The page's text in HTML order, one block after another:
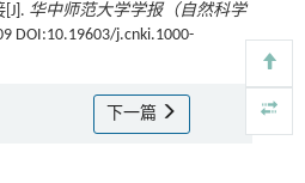
华中师范大学学报（自然科学
DOI:10.19603/j.cnki.1000-
下一篇